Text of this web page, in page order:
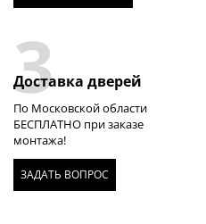
3
Доставка дверей
По Московской области
БЕСПЛАТНО при заказе
монтажа!
ЗАДАТЬ ВОПРОС